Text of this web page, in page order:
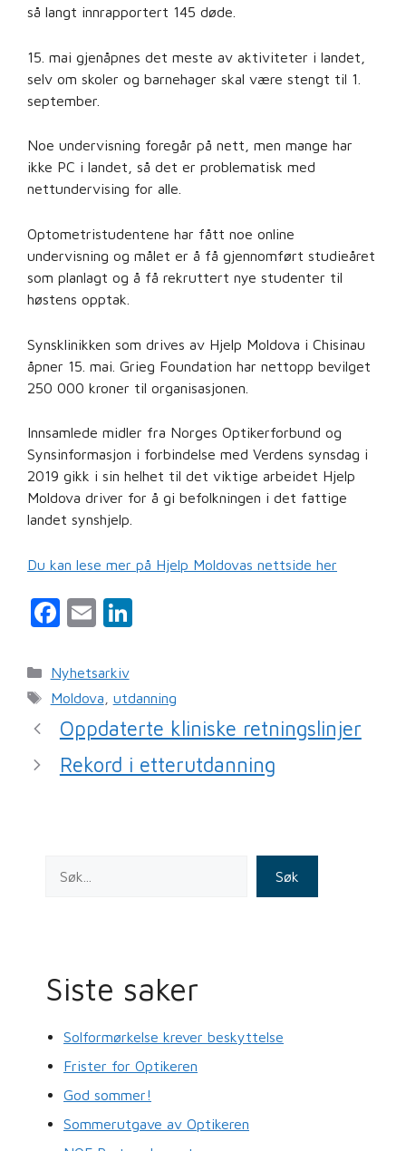
så langt innrapportert 145 døde.
15. mai gjenåpnes det meste av aktiviteter i landet,
selv om skoler og barnehager skal være stengt til 1.
september.
Noe undervisning foregår på nett, men mange har
ikke PC i landet, så det er problematisk med
nettundervising for alle.
Optometristudentene har fått noe online
undervisning og målet er å få gjennomført studieåret
som planlagt og å få rekruttert nye studenter til
høstens opptak.
Synsklinikken som drives av Hjelp Moldova i Chisinau
åpner 15. mai. Grieg Foundation har nettopp bevilget
250 000 kroner til organisasjonen.
Innsamlede midler fra Norges Optikerforbund og
Synsinformasjon i forbindelse med Verdens synsdag i
2019 gikk i sin helhet til det viktige arbeidet Hjelp
Moldova driver for å gi befolkningen i det fattige
landet synshjelp.
Du kan lese mer på Hjelp Moldovas nettside her
F
c
e
b
o
o
E
ai
l
e
dI
n
Kategorier
Nyhetsarkiv
Stikkord
Moldova utdanning
Oppdaterte kliniske retningslinjer
Rekord i etterutdanning
Søk
Siste saker
Solformørkelse krever beskyttelse
Frister for Optikeren
God sommer!
Sommerutgave av Optikeren